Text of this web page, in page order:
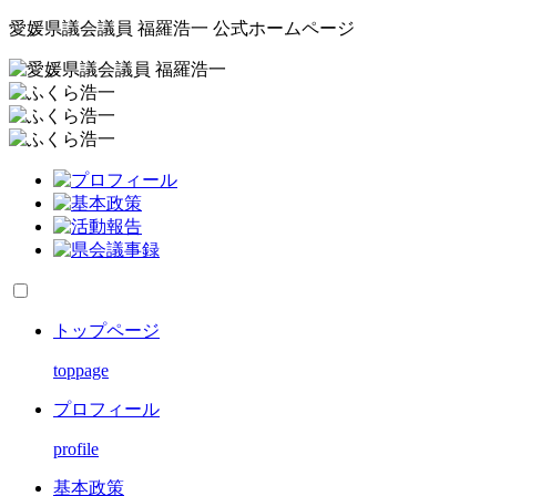
愛媛県議会議員 福羅浩一 公式ホームページ
トップページ
toppage
プロフィール
profile
基本政策